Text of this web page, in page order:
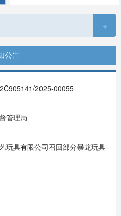
+
公告
2025-00055
管理局
玩具有限公司召回部分暴龙玩具